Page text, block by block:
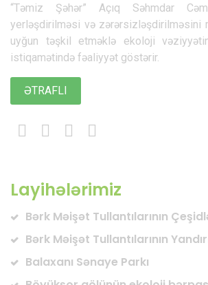
“Təmiz Şəhər” Açıq Səhmdar
yerləşdirilməsi və zərərsizləşdirilməsini
uyğun təşkil etməklə ekoloji vəziyyətin
istiqamətində fəaliyyət göstərir.
ƏTRAFLI
Layihələrimiz
Bərk Məişət Tullantılarının
Bərk Məişət Tullantılarının
Balaxanı Sənaye Parkı